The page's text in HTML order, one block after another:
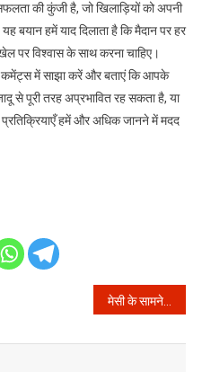
की कुंजी है, जो खिलाड़ियों को अपनी
बयान हमें याद दिलाता है कि मैदान पर हर
पर विश्वास के साथ करना चाहिए।
कमेंट्स में साझा करें और बताएं कि आपके
से पूरी तरह अप्रभावित रह सकता है, या
हमें और अधिक जानने में मदद